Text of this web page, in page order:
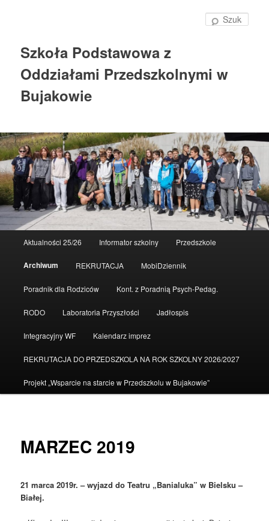
Szkoła Podstawowa z
Oddziałami Przedszkolnymi w
Bujakowie
Przeskocz
do
tekstu
Aktualności 25/26 Informator szkolny Przedszkole
Archiwum REKRUTACJA MobiDziennik
Poradnik dla Rodziców Kont. z Poradnią Psych-Pedag.
RODO Laboratoria Przyszłości Jadłospis
Integracyjny WF Kalendarz imprez
REKRUTACJA DO PRZEDSZKOLA NA ROK SZKOLNY 2026/2027
Projekt „Wsparcie na starcie w Przedszkolu w Bujakowie”
MARZEC 2019
21 marca 2019r. – wyjazd do Teatru „Banialuka” w Bielsku –
Białej.